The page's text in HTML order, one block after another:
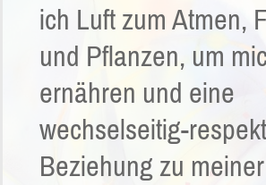
ich Luft zum Atmen,
und Pflanzen, um
ernähren und eine
wechselseitig-
Beziehung zu